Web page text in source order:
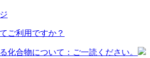
ご利用ですか？
化合物について：ご一読ください。